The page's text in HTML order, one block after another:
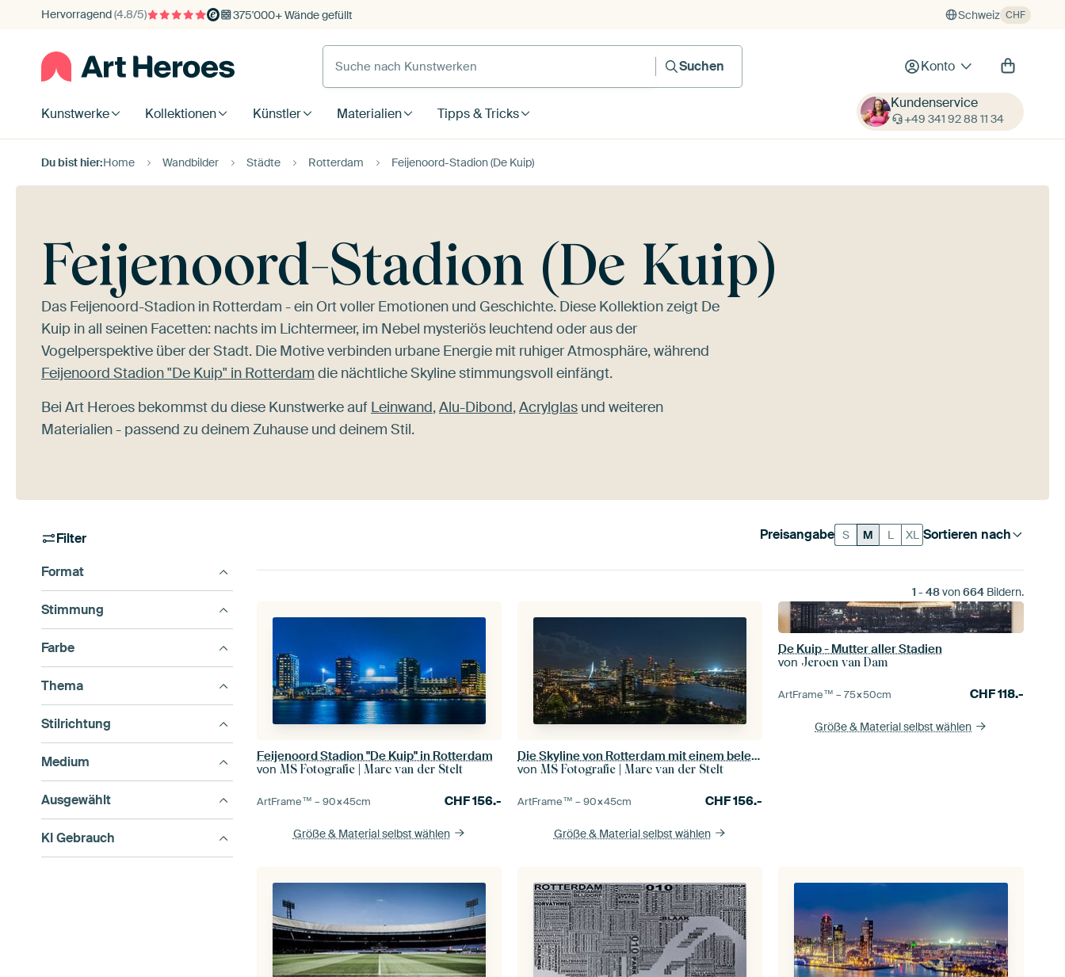
Hervorragend(4.8/5) 375'000+ Wände gefüllt Schweiz CHF
Suchen Konto
Kunstwerke Kollektionen Künstler Materialien Tipps & Tricks
Kundenservice
+49 341 92 88 11 34
Du bist hier:Home Wandbilder Städte Rotterdam Feijenoord-Stadion (De Kuip)
Feijenoord-Stadion (De Kuip)
Das Feijenoord-Stadion in Rotterdam - ein Ort voller Emotionen und Geschichte. Diese Kollektion zeigt De
Kuip in all seinen Facetten: nachts im Lichtermeer, im Nebel mysteriös leuchtend oder aus der
Vogelperspektive über der Stadt. Die Motive verbinden urbane Energie mit ruhiger Atmosphäre, während
Feijenoord Stadion "De Kuip" in Rotterdam die nächtliche Skyline stimmungsvoll einfängt.
Bei Art Heroes bekommst du diese Kunstwerke auf Leinwand,Alu-Dibond,Acrylglas und weiteren
Materialien - passend zu deinem Zuhause und deinem Stil.
Filter
Format
Stimmung
Farbe
Thema
Stilrichtung
Medium
Ausgewählt
KI Gebrauch
Sortieren nach
Preisangabe S M L XL
1 - 48von664Bildern.
Feijenoord Stadion "De Kuip" in Rotterdam
vonMS Fotografie | Marc van der Stelt
ArtFrame™ –90×45cm CHF156.-
Größe & Material selbst wählen
Die Skyline von Rotterdam mit einem beleuchteten De Kuip
vonMS Fotografie | Marc van der Stelt
ArtFrame™ –90×45cm CHF156.-
Größe & Material selbst wählen
De Kuip - Mutter aller Stadien
von Jeroen van Dam
ArtFrame™ –75×50cm CHF118.-
Größe & Material selbst wählen